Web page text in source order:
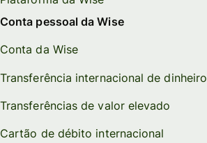
Conta pessoal da Wise
Conta da Wise
Transferência internacional de dinheiro
Transferências de valor elevado
Cartão de débito internacional